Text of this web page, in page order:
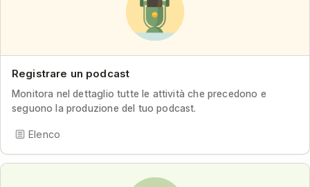
Registrare un podcast
Monitora nel dettaglio tutte le attività che precedono e
seguono la produzione del tuo podcast.
Elenco